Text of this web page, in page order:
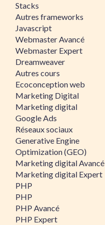
Stacks
Autres frameworks
Javascript
Webmaster Avancé
Webmaster Expert
Dreamweaver
Autres cours
Ecoconception web
Marketing Digital
Marketing digital
Google Ads
Réseaux sociaux
Generative Engine
Optimization (GEO)
Marketing digital Avancé
Marketing digital Expert
PHP
PHP
PHP Avancé
PHP Expert